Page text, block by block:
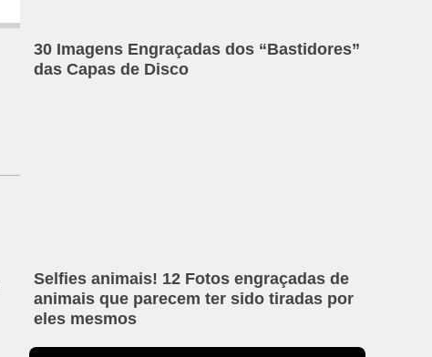
30 Imagens Engraçadas dos “Bastidores”
das Capas de Disco
Selfies animais! 12 Fotos engraçadas de
animais que parecem ter sido tiradas por
eles mesmos